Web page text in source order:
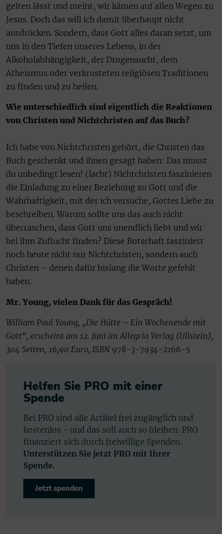
gelten lässt und meint, wir kämen auf allen Wegen zu
Jesus. Doch das will ich damit überhaupt nicht
ausdrücken. Sondern, dass Gott alles daran setzt, um
uns in den Tiefen unseres Lebens, in der
Alkoholabhängigkeit, der Drogensucht, dem
Atheismus oder verkrusteten religiösen Traditionen
zu finden und zu heilen.
Wie unterschiedlich sind eigentlich die Reaktionen
von Christen und Nichtchristen auf das Buch?
Ich habe von Nichtchristen gehört, die Christen das
Buch geschenkt und ihnen gesagt haben: Das musst
du unbedingt lesen! (lacht) Nichtchristen faszinieren
die Einladung zu einer Beziehung zu Gott und die
Wahrhaftigkeit, mit der ich versuche, Gottes Liebe zu
beschreiben. Warum sollte uns das auch nicht
überraschen, dass Gott uns unendlich liebt und wir
bei ihm Zuflucht finden? Diese Botschaft fasziniert
noch heute nicht nur Nichtchristen, sondern auch
Christen – denen dafür bislang die Worte gefehlt
haben.
Mr. Young, vielen Dank für das Gespräch!
William Paul Young, „Die Hütte – Ein Wochenende mit
Gott“, erscheint am 12. Juni im Allegria Verlag (Ullstein),
304 Seiten, 16,90 Euro, ISBN 978-3-7934-2166-5
Helfen Sie PRO mit einer
Spende
Bei PRO sind alle Artikel frei zugänglich und
kostenlos - und das soll auch so bleiben. PRO
finanziert sich durch freiwillige Spenden.
Unterstützen Sie jetzt PRO mit Ihrer
Spende.
Jetzt spenden